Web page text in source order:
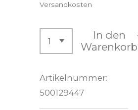
Versandkosten
In den
Warenkorb
Artikelnummer:
500129447